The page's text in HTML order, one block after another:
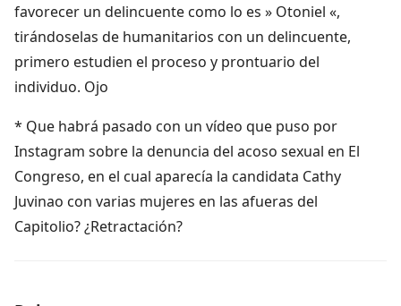
favorecer un delincuente como lo es » Otoniel «,
tirándoselas de humanitarios con un delincuente,
primero estudien el proceso y prontuario del
individuo. Ojo
* Que habrá pasado con un vídeo que puso por
Instagram sobre la denuncia del acoso sexual en El
Congreso, en el cual aparecía la candidata Cathy
Juvinao con varias mujeres en las afueras del
Capitolio? ¿Retractación?